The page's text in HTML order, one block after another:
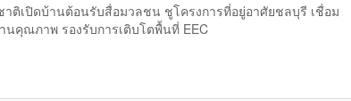
าติเปิดบ้านต้อนรับสื่อมวลชน ชูโครงการที่อยู่อาศัยชลบุรี เชื่อม
นคุณภาพ รองรับการเติบโตพื้นที่ EEC